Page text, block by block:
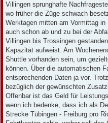
Villingen sprunghafte
wo früher die Züge schwach
Werktagen mitten am Vormittag
auch schon ab und zu bei der
Villingen bis Trossingen
Kapazität aufweist. Am
Shuttle vorhanden sein, um
können. Über die automatischen
entsprechenden Daten ja vor.
bezüglich der gewünschten
Offenbar ist das Geld für
wenn ich bedenke, dass ich als
Strecke Tübingen - Freiburg pro